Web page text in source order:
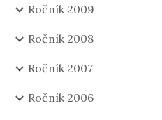
Ročník 2009
Ročník 2008
Ročník 2007
Ročník 2006